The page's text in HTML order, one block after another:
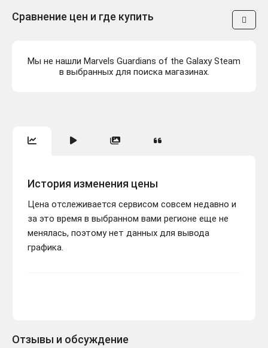
Сравнение цен и где купить
Мы не нашли Marvels Guardians of the Galaxy Steam
в выбранных для поиска магазинах.
История изменения цены
Цена отслеживается сервисом совсем недавно и
за это время в выбранном вами регионе еще не
менялась, поэтому нет данных для вывода
графика.
Отзывы и обсуждение